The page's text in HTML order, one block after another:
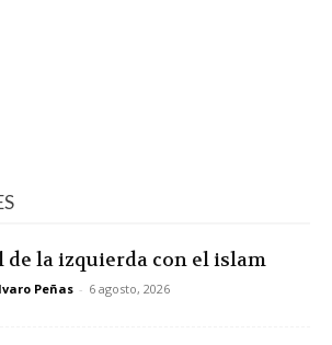
de la izquierda con el islam
Peñas - 6 agosto, 2026